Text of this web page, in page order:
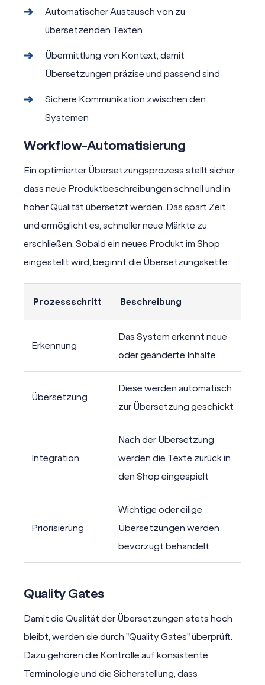
Automatischer Austausch von zu
übersetzenden Texten
Übermittlung von Kontext, damit
Übersetzungen präzise und passend sind
Sichere Kommunikation zwischen den
Systemen
Workflow-Automatisierung
Ein optimierter Übersetzungsprozess stellt sicher,
dass neue Produktbeschreibungen schnell und in
hoher Qualität übersetzt werden. Das spart Zeit
und ermöglicht es, schneller neue Märkte zu
erschließen. Sobald ein neues Produkt im Shop
eingestellt wird, beginnt die Übersetzungskette:
Prozessschritt Beschreibung
Erkennung
Das System erkennt neue
oder geänderte Inhalte
Übersetzung
Diese werden automatisch
zur Übersetzung geschickt
Integration
Nach der Übersetzung
werden die Texte zurück in
den Shop eingespielt
Priorisierung
Wichtige oder eilige
Übersetzungen werden
bevorzugt behandelt
Quality Gates
Damit die Qualität der Übersetzungen stets hoch
bleibt, werden sie durch "Quality Gates" überprüft.
Dazu gehören die Kontrolle auf konsistente
Terminologie und die Sicherstellung, dass